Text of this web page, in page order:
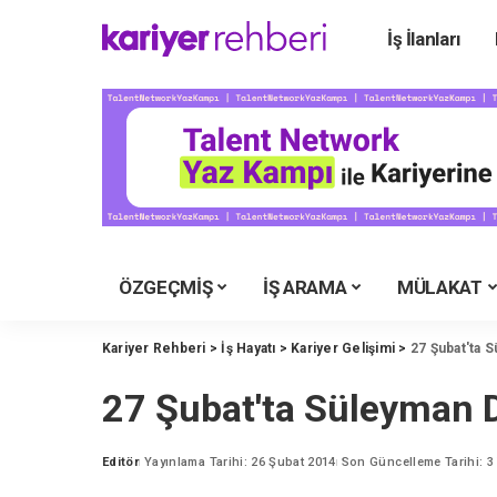
İş İlanları
ÖZGEÇMİŞ İŞ ARAMA MÜLAKAT
Kariyer Rehberi > İş Hayatı > Kariyer Gelişimi > 27 Şubat'ta
27 Şubat'ta Süleyman
Posted
Editör Yayınlama Tarihi: 26 Şubat 2014 Son Güncelleme Tarihi: 3